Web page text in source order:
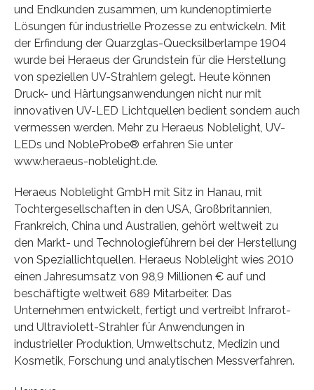
und Endkunden zusammen, um kundenoptimierte
Lösungen für industrielle Prozesse zu entwickeln. Mit
der Erfindung der Quarzglas-Quecksilberlampe 1904
wurde bei Heraeus der Grundstein für die Herstellung
von speziellen UV-Strahlern gelegt. Heute können
Druck- und Härtungsanwendungen nicht nur mit
innovativen UV-LED Lichtquellen bedient sondern auch
vermessen werden. Mehr zu Heraeus Noblelight, UV-
LEDs und NobleProbe® erfahren Sie unter
www.heraeus-noblelight.de.
Heraeus Noblelight GmbH mit Sitz in Hanau, mit
Tochtergesellschaften in den USA, Großbritannien,
Frankreich, China und Australien, gehört weltweit zu
den Markt- und Technologieführern bei der Herstellung
von Speziallichtquellen. Heraeus Noblelight wies 2010
einen Jahresumsatz von 98,9 Millionen € auf und
beschäftigte weltweit 689 Mitarbeiter. Das
Unternehmen entwickelt, fertigt und vertreibt Infrarot-
und Ultraviolett-Strahler für Anwendungen in
industrieller Produktion, Umweltschutz, Medizin und
Kosmetik, Forschung und analytischen Messverfahren.